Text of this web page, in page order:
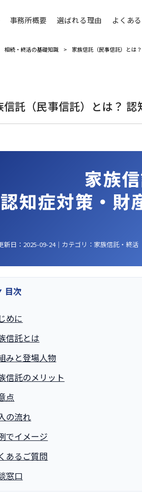
事務所概要 選ばれる理由 よくあ
相続・終活の基礎知識 > 家族信託（民事信託）とは
信託（民事信託）とは？
家族
認知症対策・財
新日：2025-09-24｜カテゴリ：家族信託・終活
目次
めに
信託とは
みと登場人物
信託のメリット
点
の流れ
でイメージ
あるご質問
窓口